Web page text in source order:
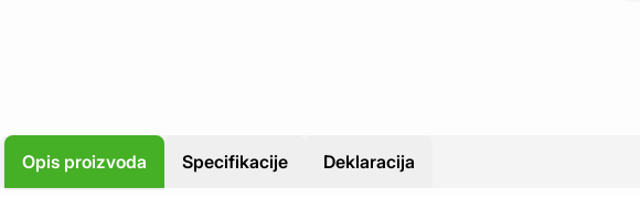
Opis proizvoda Specifikacije Deklaracija